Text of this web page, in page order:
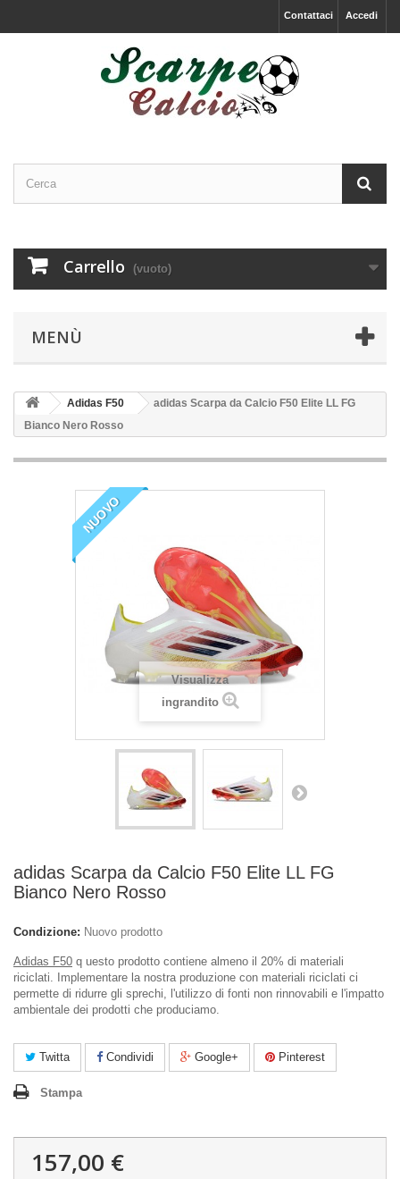
Accedi
Contattaci
Carrello (vuoto)
MENÙ
Adidas F50
adidas Scarpa da Calcio F50 Elite LL FG
Bianco Nero Rosso
NUOVO
Visualizza
ingrandito
adidas Scarpa da Calcio F50 Elite LL FG
Bianco Nero Rosso
Condizione: Nuovo prodotto
Adidas F50 q uesto prodotto contiene almeno il 20% di materiali
riciclati. Implementare la nostra produzione con materiali riciclati ci
permette di ridurre gli sprechi, l'utilizzo di fonti non rinnovabili e l'impatto
ambientale dei prodotti che produciamo.
Twitta Condividi Google+ Pinterest
Stampa
157,00 €